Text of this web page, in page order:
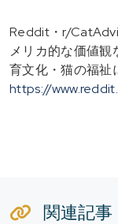
Reddit・r/
メリカ的な価値
育文化・猫の福祉
https://
関連記事